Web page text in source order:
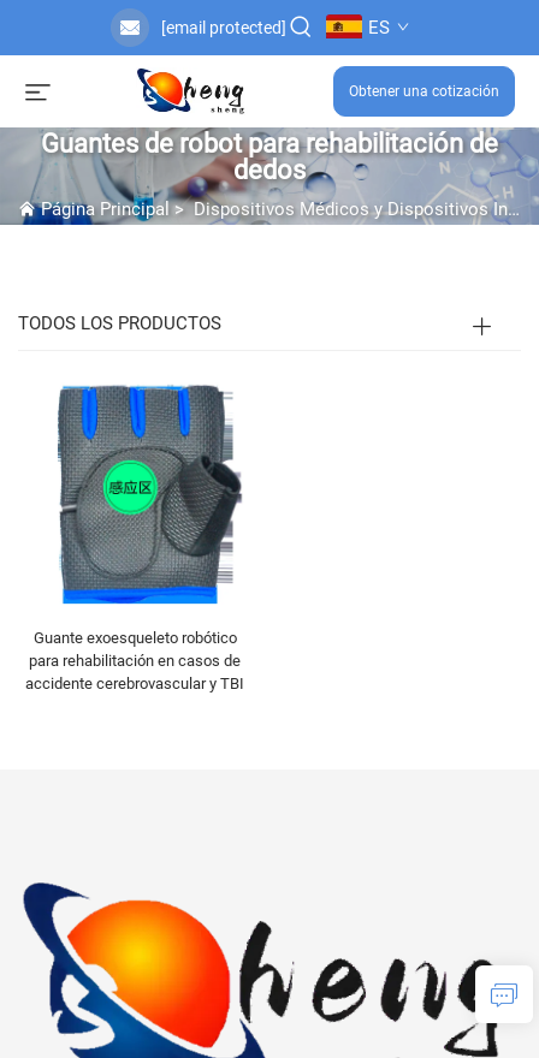
[email protected] ES
Obtener una cotización
Guantes de robot para rehabilitación de
dedos
Página Principal >Dispositivos Médicos y Dispositivos Inteligentes
TODOS LOS PRODUCTOS
Guante exoesqueleto robótico
para rehabilitación en casos de
accidente cerebrovascular y TBI